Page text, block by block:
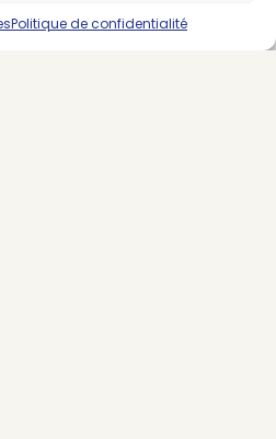
Politique de confidentialité